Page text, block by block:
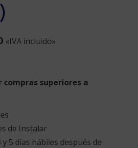
Current
$30,600.
«IVA incluido»
superiores a
de Instalar
5 días hábiles después de